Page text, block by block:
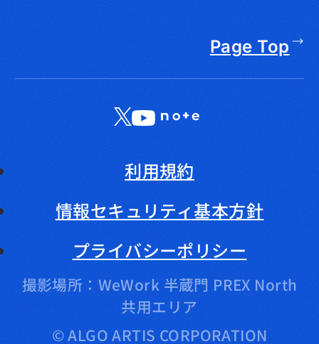
Page Top
XLinkedIn
YouTube
利用規約
情報セキュリティ基本方針
プライバシーポリシー
撮影場所：WeWork 半蔵門 PREX North
共用エリア
© ALGO ARTIS CORPORATION